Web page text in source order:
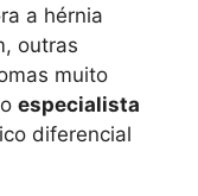
a hérnia
outras
muito
especialista
diferencial